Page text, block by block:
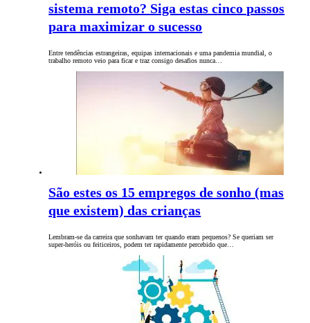
sistema remoto? Siga estas cinco passos
para maximizar o sucesso
Entre tendências estrangeiras, equipas internacionais e uma pandemia mundial, o
trabalho remoto veio para ficar e traz consigo desafios nunca…
São estes os 15 empregos de sonho (mas
que existem) das crianças
Lembram-se da carreira que sonhavam ter quando eram pequenos? Se queriam ser
super-heróis ou feiticeiros, podem ter rapidamente percebido que…